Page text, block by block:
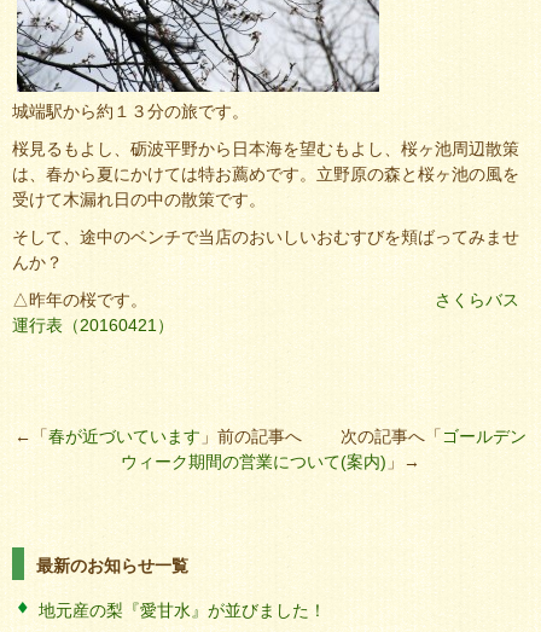
城端駅から約１３分の旅です。
桜見るもよし、砺波平野から日本海を望むもよし、桜ヶ池周辺散策
は、春から夏にかけては特お薦めです。立野原の森と桜ヶ池の風を
受けて木漏れ日の中の散策です。
そして、途中のベンチで当店のおいしいおむすびを頬ばってみませ
んか？
△昨年の桜です。 さくらバス
運行表（20160421）
←「春が近づいています 」前の記事へ 次の記事へ「 ゴールデン
ウィーク期間の営業について(案内)」→
最新のお知らせ一覧
地元産の梨『愛甘水』が並びました！